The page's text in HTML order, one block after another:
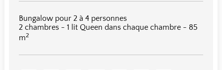
Bungalow pour 2 à 4 personnes
2 chambres - 1 lit Queen dans chaque chambre - 85
m2